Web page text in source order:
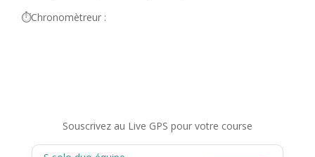
⏱️Chronomètreur :
Souscrivez au Live GPS pour votre course